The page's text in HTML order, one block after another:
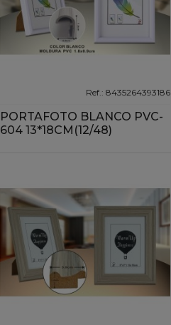
Ref.: 8435264393186
PORTAFOTO BLANCO PVC-
604 13*18CM(12/48)